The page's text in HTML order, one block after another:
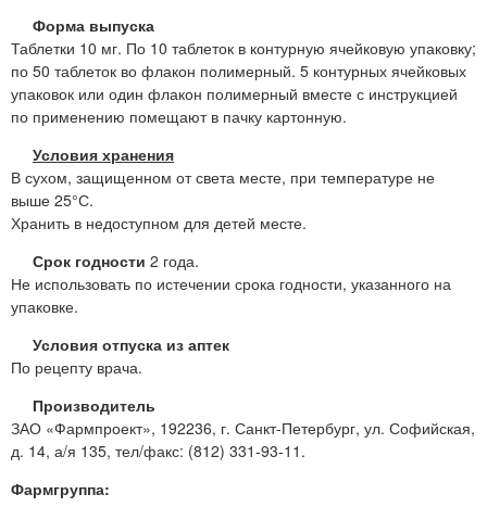
Форма выпуска
Таблетки 10 мг. По 10 таблеток в контурную ячейковую упаковку;
по 50 таблеток во флакон полимерный. 5 контурных ячейковых
упаковок или один флакон полимерный вместе с инструкцией
по применению помещают в пачку картонную.
Условия хранения
В сухом, защищенном от света месте, при температуре не
выше 25°С.
Хранить в недоступном для детей месте.
Срок годности 2 года.
Не использовать по истечении срока годности, указанного на
упаковке.
Условия отпуска из аптек
По рецепту врача.
Производитель
ЗАО «Фармпроект», 192236, г. Санкт-Петербург, ул. Софийская,
д. 14, а/я 135, тел/факс: (812) 331-93-11.
Фармгруппа: